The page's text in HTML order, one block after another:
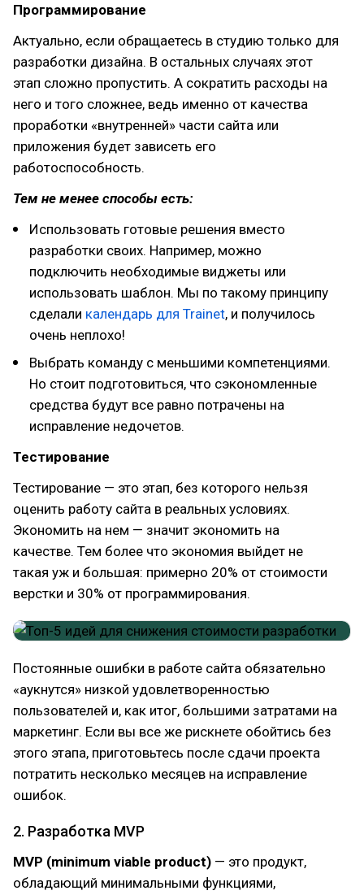
Программирование
Актуально, если обращаетесь в студию только для
разработки дизайна. В остальных случаях этот
этап сложно пропустить. А сократить расходы на
него и того сложнее, ведь именно от качества
проработки «внутренней» части сайта или
приложения будет зависеть его
работоспособность.
Тем не менее способы есть:
Использовать готовые решения вместо
разработки своих. Например, можно
подключить необходимые виджеты или
использовать шаблон. Мы по такому принципу
сделали календарь для Trainet, и получилось
очень неплохо!
Выбрать команду с меньшими компетенциями.
Но стоит подготовиться, что сэкономленные
средства будут все равно потрачены на
исправление недочетов.
Тестирование
Тестирование — это этап, без которого нельзя
оценить работу сайта в реальных условиях.
Экономить на нем — значит экономить на
качестве. Тем более что экономия выйдет не
такая уж и большая: примерно 20% от стоимости
верстки и 30% от программирования.
Постоянные ошибки в работе сайта обязательно
«аукнутся» низкой удовлетворенностью
пользователей и, как итог, большими затратами на
маркетинг. Если вы все же рискнете обойтись без
этого этапа, приготовьтесь после сдачи проекта
потратить несколько месяцев на исправление
ошибок.
2. Разработка MVP
MVP (minimum viable product) — это продукт,
обладающий минимальными функциями,